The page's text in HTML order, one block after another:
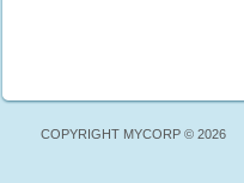
COPYRIGHT MYCORP © 2026